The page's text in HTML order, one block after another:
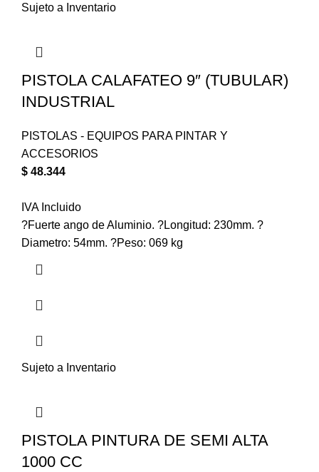
Sujeto a Inventario
PISTOLA CALAFATEO 9″ (TUBULAR)
INDUSTRIAL
PISTOLAS - EQUIPOS PARA PINTAR Y
ACCESORIOS
$ 48.344
IVA Incluido
?Fuerte ango de Aluminio. ?Longitud: 230mm. ?
Diametro: 54mm. ?Peso: 069 kg
Sujeto a Inventario
PISTOLA PINTURA DE SEMI ALTA
1000 CC